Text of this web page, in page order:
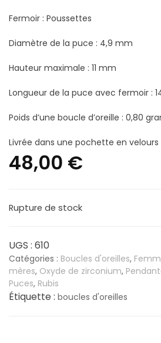
Fermoir : Poussettes
Diamètre de la puce : 4,9 mm
Hauteur maximale : 11 mm
Longueur de la puce avec fermoir :
Poids d’une boucle d’oreille : 0,80
Livrée dans une pochette en velours
48,00 €
Rupture de stock
UGS : 610
Catégories : Boucles d'oreilles,
mères, Oxyde de zirconium,
Puces, Rubis
Étiquette : boucles d'oreilles